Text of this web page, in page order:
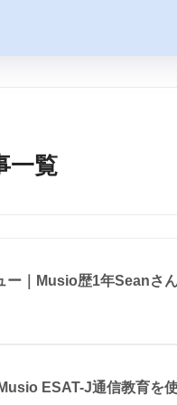
一覧
ー｜Musio歴1年Seanさ
ESAT-J通信教育を